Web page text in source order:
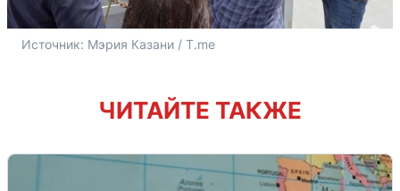
Источник: Мэрия Казани / T.me
ЧИТАЙТЕ ТАКЖЕ